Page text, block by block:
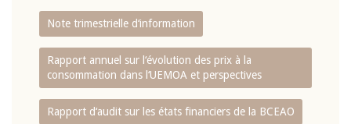
Note trimestrielle d‘information
Rapport annuel sur l‘évolution des prix à la
consommation dans l‘UEMOA et perspectives
Rapport d‘audit sur les états financiers de la BCEAO